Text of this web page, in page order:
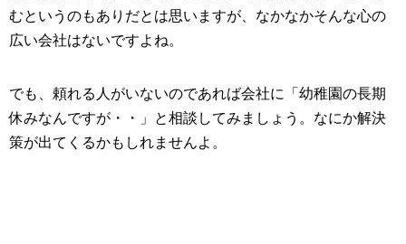
むというのもありだとは思いますが、なかなかそんな心の
広い会社はないですよね。
でも、頼れる人がいないのであれば会社に「幼稚園の長期
休みなんですが・・」と相談してみましょう。なにか解決
策が出てくるかもしれませんよ。